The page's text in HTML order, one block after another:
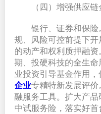
（四）增强供应
银行、证券和保
规、风险可控前提下
的动产和权利质押融
期、投硬科技的全生
业投资引导基金作用，
企业专精特新发展评
融服务工具。扩大产
中试服务险，落实好